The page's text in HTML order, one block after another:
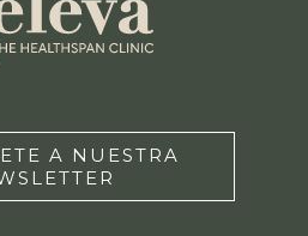
A NUESTRA